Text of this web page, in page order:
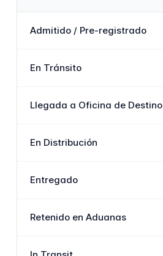
Admitido / Pre-registrado
En Tránsito
Llegada a Oficina de Destino
En Distribución
Entregado
Retenido en Aduanas